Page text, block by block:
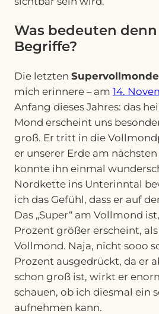
Was bedeuten
Begriffe?
Die letzten Supervollmonde
mich erinnere – am 14.
Anfang dieses Jahres: das
Mond erscheint uns
groß. Er tritt in die
er unserer Erde am
konnte ihn einmal
Nordkette ins Unterinntal
ich das Gefühl, dass er auf
Das „Super“ am Vollmond
Prozent größer erscheint,
Vollmond. Naja, nicht sooo
Prozent ausgedrückt, da er
schon groß ist, wirkt er
schauen, ob ich diesmal ein
aufnehmen kann.